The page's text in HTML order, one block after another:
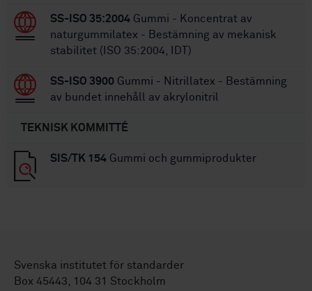
SS-ISO 35:2004 Gummi - Koncentrat av
naturgummilatex - Bestämning av mekanisk
stabilitet (ISO 35:2004, IDT)
SS-ISO 3900 Gummi - Nitrillatex - Bestämning
av bundet innehåll av akrylonitril
TEKNISK KOMMITTÉ
SIS/TK 154 Gummi och gummiprodukter
Svenska institutet för standarder
Box 45443, 104 31 Stockholm